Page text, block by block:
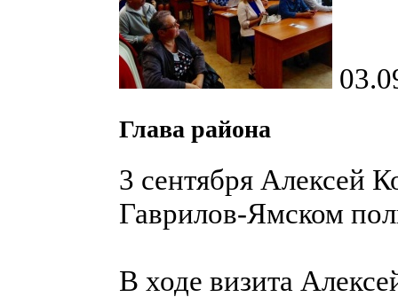
Глава района
3 сентября Алексей
Гаврилов-Ямском
В ходе визита